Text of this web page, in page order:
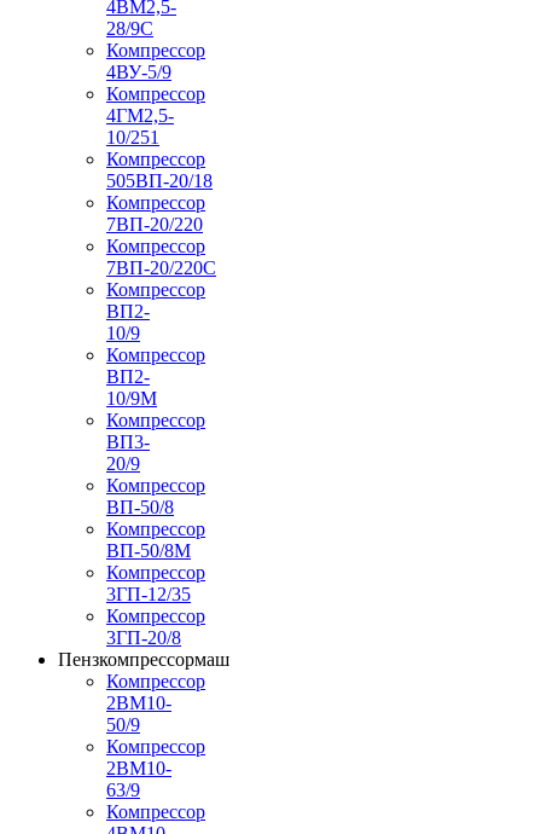
4ВМ2,5-
28/9С
Компрессор
4ВУ-5/9
Компрессор
4ГМ2,5-
10/251
Компрессор
505ВП-20/18
Компрессор
7ВП-20/220
Компрессор
7ВП-20/220С
Компрессор
ВП2-
10/9
Компрессор
ВП2-
10/9М
Компрессор
ВП3-
20/9
Компрессор
ВП-50/8
Компрессор
ВП-50/8М
Компрессор
3ГП-12/35
Компрессор
3ГП-20/8
Пензкомпрессормаш
Компрессор
2ВМ10-
50/9
Компрессор
2ВМ10-
63/9
Компрессор